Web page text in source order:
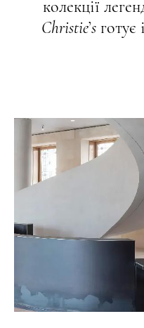
колекції
Christie’s готує